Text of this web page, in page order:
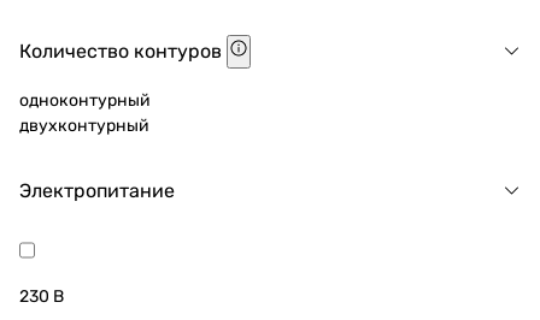
Количество контуров
одноконтурный
двухконтурный
Электропитание
230 В